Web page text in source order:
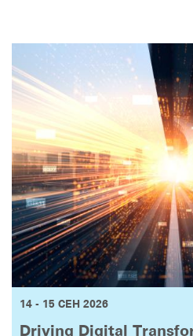
14 - 15 СЕН 2026
Driving Digital